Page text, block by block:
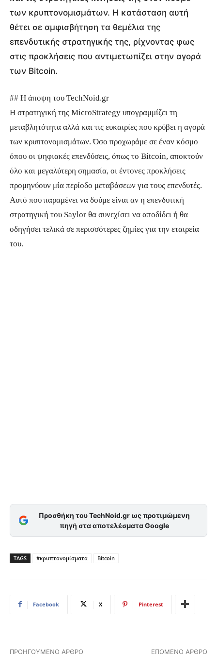
των κρυπτονομισμάτων. Η κατάσταση αυτή
θέτει σε αμφισβήτηση τα θεμέλια της
επενδυτικής στρατηγικής της, ρίχνοντας φως
στις προκλήσεις που αντιμετωπίζει στην αγορά
των Bitcoin.
## Η άποψη του TechNoid.gr
Η στρατηγική της MicroStrategy υπογραμμίζει τη
μεταβλητότητα αλλά και τις ευκαιρίες που κρύβει η αγορά
των κρυπτονομισμάτων. Όσο προχωράμε σε έναν κόσμο
όπου οι ψηφιακές επενδύσεις, όπως το Bitcoin, αποκτούν
όλο και μεγαλύτερη σημασία, οι έντονες προκλήσεις
προμηνύουν μία περίοδο μεταβάσεων για τους επενδυτές.
Αυτό που παραμένει να δούμε είναι αν η επενδυτική
στρατηγική του Saylor θα συνεχίσει να αποδίδει ή θα
οδηγήσει τελικά σε περισσότερες ζημίες για την εταιρεία
του.
Προσθήκη του TechNoid.gr ως προτιμώμενη
πηγή στα αποτελέσματα Google
TAGS #κρυπτονομίσματα Bitcoin
Facebook X Pinterest
ΠΡΟΗΓΟΎΜΕΝΟ ΆΡΘΡΟ ΕΠΌΜΕΝΟ ΆΡΘΡΟ